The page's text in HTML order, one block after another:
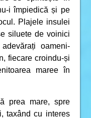
i împiedică și pe
Plajele insulei
siluete de voinici
oameni-
fiecare croindu-și
maree în
prea mare, spre
taxând cu interes